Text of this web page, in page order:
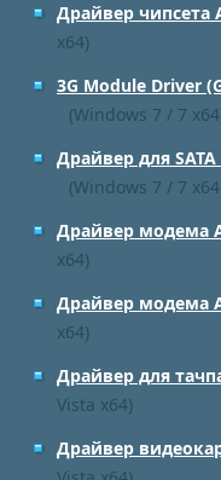
Драйвер чипсета
x64)
3G Module Driver
(Windows 7 / 7
Драйвер для
(Windows 7 / 7
Драйвер модема
x64)
Драйвер модема
x64)
Драйвер для
Vista x64)
Драйвер